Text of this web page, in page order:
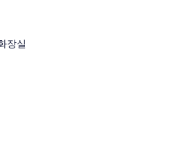
장실